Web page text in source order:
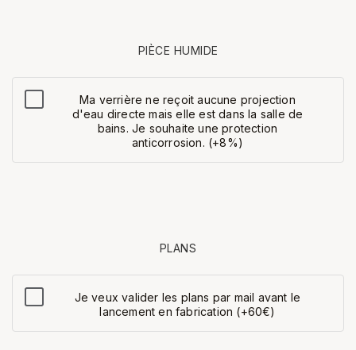
PIÈCE HUMIDE
Ma verrière ne reçoit aucune projection
d'eau directe mais elle est dans la salle de
bains. Je souhaite une protection
anticorrosion. (+8%)
PLANS
Je veux valider les plans par mail avant le
lancement en fabrication (+60€)